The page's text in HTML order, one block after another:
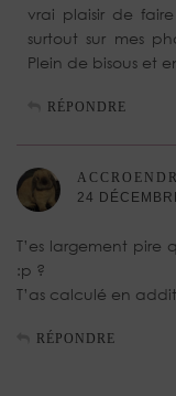
vrai plaisir de
surtout sur mes
Plein de bisous et
RÉPONDRE
24
T’es largement
:p ?
T’as calculé en
RÉPONDRE